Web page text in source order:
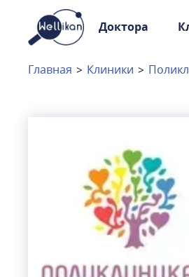
Доктора
Доктора
Клиники
Московская область
Связаться с нами
Главная > Клиники >